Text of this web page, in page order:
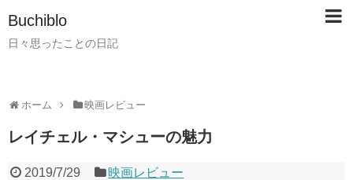
Buchiblo
日々思ったことの日記
ホーム 映画レビュー
レイチェル・マシューの魅力
2019/7/29 映画レビュー